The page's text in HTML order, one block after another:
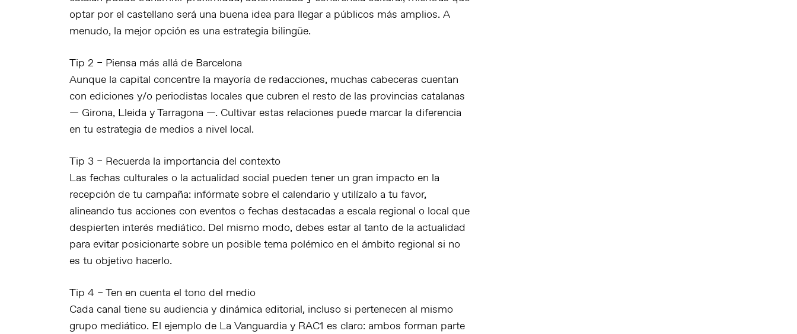
optar por el castellano será una buena idea para llegar a públicos más amplios. A
menudo, la mejor opción es una estrategia bilingüe.
Tip 2 – Piensa más allá de Barcelona
Aunque la capital concentre la mayoría de redacciones, muchas cabeceras cuentan
con ediciones y/o periodistas locales que cubren el resto de las provincias catalanas
— Girona, Lleida y Tarragona —. Cultivar estas relaciones puede marcar la diferencia
en tu estrategia de medios a nivel local.
Tip 3 – Recuerda la importancia del contexto
Las fechas culturales o la actualidad social pueden tener un gran impacto en la
recepción de tu campaña: infórmate sobre el calendario y utilízalo a tu favor,
alineando tus acciones con eventos o fechas destacadas a escala regional o local que
despierten interés mediático. Del mismo modo, debes estar al tanto de la actualidad
para evitar posicionarte sobre un posible tema polémico en el ámbito regional si no
es tu objetivo hacerlo.
Tip 4 – Ten en cuenta el tono del medio
Cada canal tiene su audiencia y dinámica editorial, incluso si pertenecen al mismo
grupo mediático. El ejemplo de La Vanguardia y RAC1 es claro: ambos forman parte